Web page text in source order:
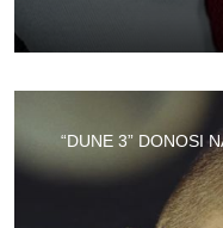
“DUNE 3” DONOSI